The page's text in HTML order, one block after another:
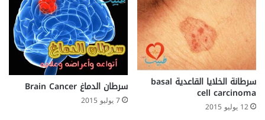
ا
ل
ي
ز
ك
سرطانة الخلايا القاعدية basal
cell carcinoma
12 يوليو 2015
سرطان الدماغ Brain Cancer
7 يوليو 2015